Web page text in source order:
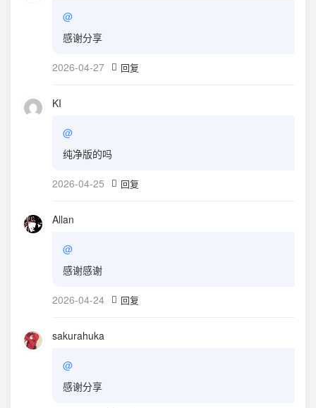
@
感谢分享
2026-04-27 回复
KI
@
纯净版的吗
2026-04-25 回复
Allan
@
感谢感谢
2026-04-24 回复
sakurahuka
@
感谢分享